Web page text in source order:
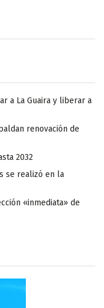
a La Guaira y liberar a
renovación de
2032
se realizó en la
«inmediata» de